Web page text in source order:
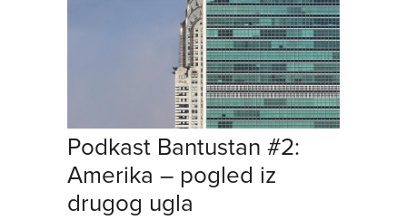
Podkast Bantustan #2:
Amerika – pogled iz
drugog ugla